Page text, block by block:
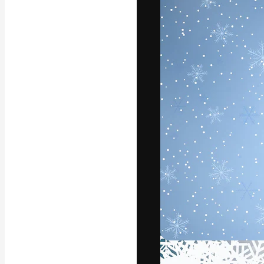
La piattaforma
migliori lavori.
creativi,
Italiano
Copyright ©